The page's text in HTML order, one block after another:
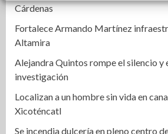
Cárdenas
Fortalece Armando Martínez
Altamira
Alejandra Quintos rompe el silencio y
investigación
Localizan a un hombre sin vida en
Xicoténcatl
Se incendia dulcería en pleno centro